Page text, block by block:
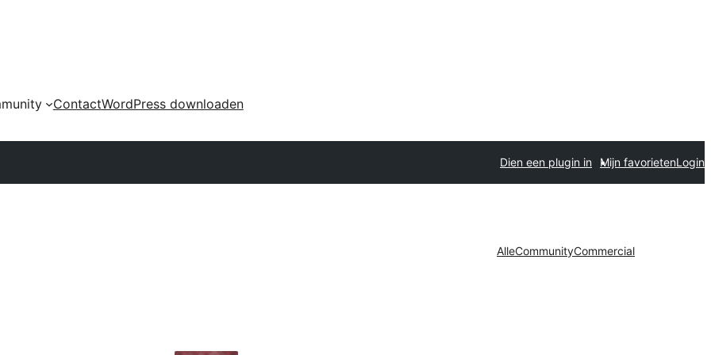
ContactWordPress downloaden
Dien een plugin in Mijn favorietenLogin
AlleCommunityCommercial